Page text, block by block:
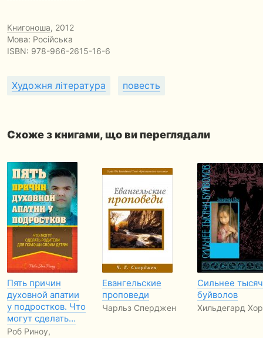
Книгоноша, 2012
Мова: Російська
ISBN: 978-966-2615-16-6
Художня література повесть
Схоже з книгами, що ви переглядали
Пять причин
духовной апатии
у подростков. Что
могут сделать…
Роб Риноу,
Евангельские
проповеди
Чарльз Сперджен
Сильнее
буйволов
Хильдегард